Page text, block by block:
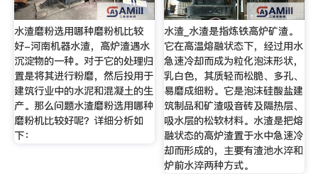
水渣磨粉选用哪种磨粉机比较
好-河南机器水渣，高炉渣遇水
沉淀物的一种。对于它的处理归
置是将其进行粉磨，然后投用于
建筑行业中的水泥和混凝土的生
产。那么问题水渣磨粉选用哪种
磨粉机比较好呢？详细分析如
下：
水渣_水渣是指炼铁高炉矿渣。
它在高温熔融状态下，经过用水
急速冷却而成为粒化泡沫形状，
乳白色，其质轻而松脆、多孔、
易磨成细粉。它是泡沫硅酸盐建
筑制品和矿渣吸音砖及隔热层、
吸水层的松软材料。水渣是把熔
融状态的高炉渣置于水中急速冷
却而形成的，主要有渣池水淬和
炉前水淬两种方式。